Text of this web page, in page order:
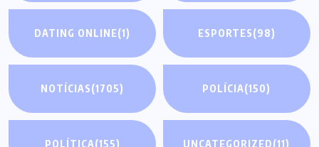
DATING ONLINE(1) ESPORTES(98)
NOTÍCIAS(1705) POLÍCIA(150)
POLÍTICA(155) UNCATEGORIZED(11)